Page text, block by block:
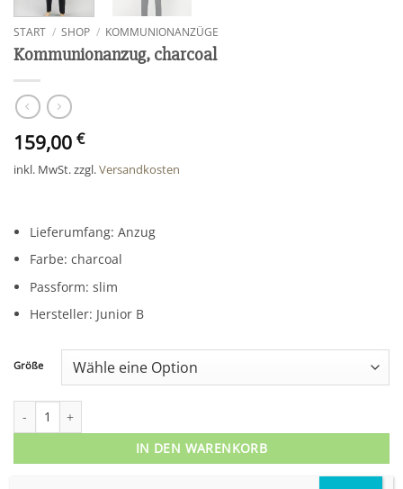
START / SHOP / KOMMUNIONANZÜGE
Kommunionanzug, charcoal
159,00 €
inkl. MwSt.zzgl.Versandkosten
Lieferumfang: Anzug
Farbe: charcoal
Passform: slim
Hersteller: Junior B
Größe
Kommunionanzug, charcoal Menge
IN DEN WARENKORB